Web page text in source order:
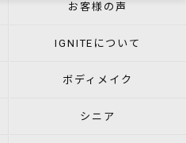
お客様の声
IGNITEについて
ボディメイク
シニア